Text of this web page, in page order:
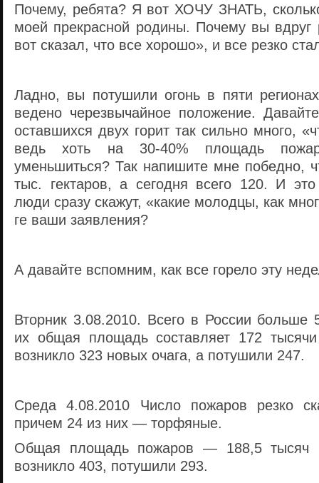
Почему, ребята? Я вот ХОЧУ ЗНАТЬ,
моей прекрасной родины. Почему вы
вот сказал, что все хорошо», и все резко
Ладно, вы потушили огонь в пяти
ведено черезвычайное положение.
оставшихся двух горит так сильно много,
ведь хоть на 30-40% площадь
уменьшиться? Так напишите мне победно,
тыс. гектаров, а сегодня всего 120. И
люди сразу скажут, «какие молодцы, как
ге ваши заявления?
А давайте вспомним, как все горело эту
Вторник 3.08.2010. Всего в России больше
их общая площадь составляет 172 тысячи
возникло 323 новых очага, а потушили 247.
Среда 4.08.2010 Число пожаров резко
причем 24 из них — торфяные.
Общая площадь пожаров — 188,5 тысяч
возникло 403, потушили 293.